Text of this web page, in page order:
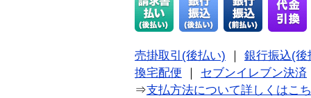
売掛取引(後払い)
銀行振込(後
換宅配便
セブンイレブン決済
⇒支払方法について詳しくはこ